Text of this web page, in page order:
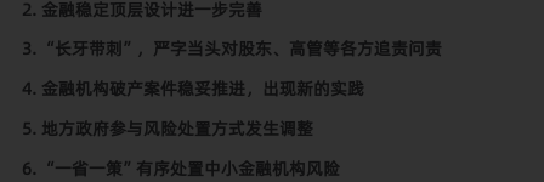
2. 金融稳定顶层设计进一步完善
3. “长牙带刺”，严字当头对股东、高管等各方追责问责
4. 金融机构破产案件稳妥推进，出现新的实践
5. 地方政府参与风险处置方式发生调整
6. “一省一策”有序处置中小金融机构风险